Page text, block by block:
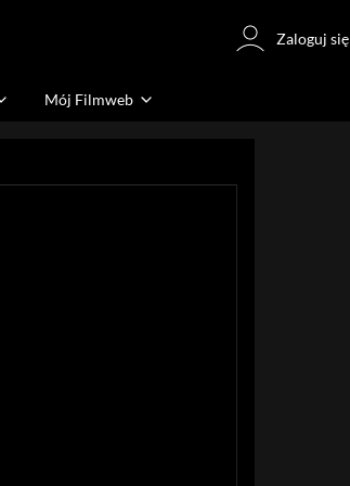
Zaloguj się
Mój Filmweb